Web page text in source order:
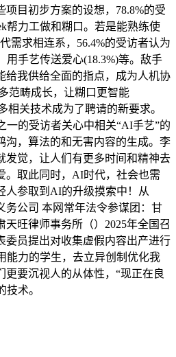
目初步方案的设想，78.8%的受
帮力工做和糊口。若是能熟练使
需求相连系，56.4%的受访者认为
用手艺传送爱心(18.3%)等。敌手
给我供给全面的指点，成为人机协
范畴成长，让糊口更智能
相关技术成为了聘请的新要求。
一的受访者关心中相关“AI手艺”的
沟，算法的和无害内容的生成。李
发觉，让人们有更多时间和精神去
。取此同时，AI时代，社会也需
人参取到AI的升级摸索中！从
务公司 本网常年法令参谋团：甘
旺律师事务所（）2025年全国召
委员提出对收集虚假内容出产进行
能力的学生，去立异创制优化我
更要沉视人的从体性，“现正在良
术。